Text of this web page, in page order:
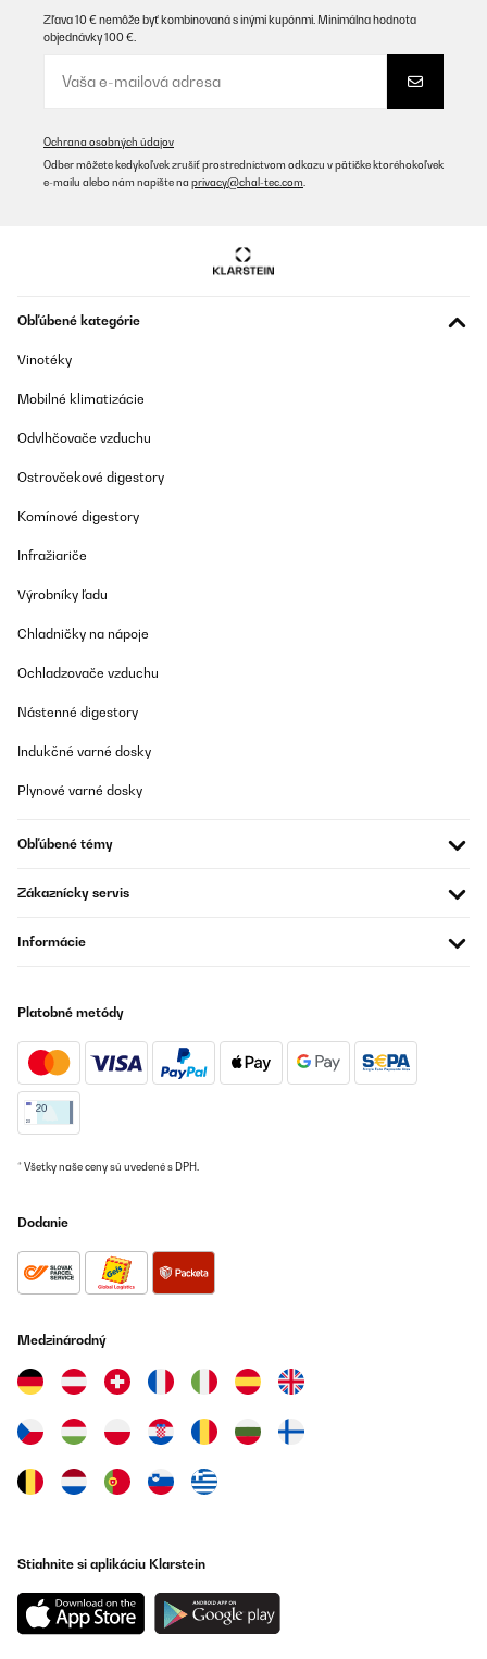
OVERENÁ KONTROLA
Super Artikel, hat alles einwandfrei geklappt :) Sehr weiter zu
Preložiť
Preložiť
Ich habe die Buttons zu einem JGA bestellt. Sie kamen pünktlich
Kleidung befestigt werden.
Amazon-Benutzer
der Braut sehr gut und hat uns beim Junggesellinnenabschied
Zľava 10 € nemôže byť kombinovaná s inými kupónmi. Minimálna hodnota
objednávky 100 €.
Ochrana osobných údajov
Odber môžete kedykoľvek zrušiť prostredníctvom odkazu v pätičke ktoréhokoľvek
e-mailu alebo nám napíšte na privacy@chal-tec.com
Obľúbené kategórie
Vinotéky
Mobilné klimatizácie
Odvlhčovače vzduchu
Ostrovčekové digestory
Komínové digestory
Infražiariče
Výrobníky ľadu
Chladničky na nápoje
Ochladzovače vzduchu
Nástenné digestory
Indukčné varné dosky
Plynové varné dosky
Obľúbené témy
Zákaznícky servis
Informácie
Platobné metódy
* Všetky naše ceny sú uvedené s DPH.
Dodanie
Medzinárodný
Stiahnite si aplikáciu Klarstein